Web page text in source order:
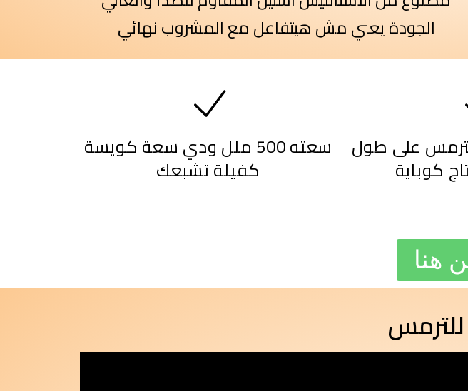
الجودة يعني مش هيتفاعل مع المشروب نهائي
سعته 500 ملل ودي سعة كويسة
كفيلة تشبعك
على طول
كوباية
هنا